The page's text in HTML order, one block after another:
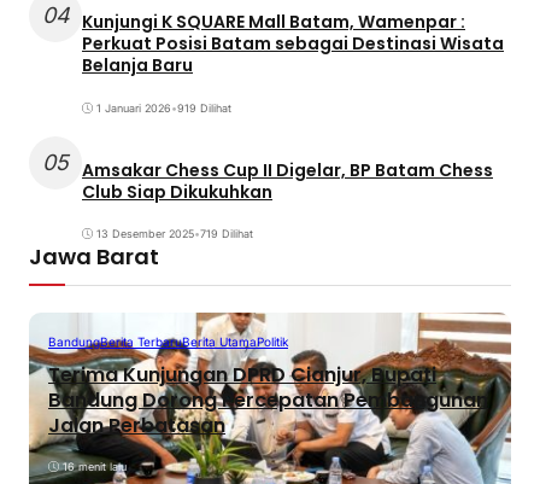
04 Kunjungi K SQUARE Mall Batam, Wamenpar :
Perkuat Posisi Batam sebagai Destinasi Wisata
Belanja Baru
1 Januari 2026•919 Dilihat
05 Amsakar Chess Cup II Digelar, BP Batam Chess
Club Siap Dikukuhkan
13 Desember 2025•719 Dilihat
Jawa Barat
BandungBerita TerbaruBerita UtamaPolitik
Terima Kunjungan DPRD Cianjur, Bupati
Bandung Dorong Percepatan Pembangunan
Jalan Perbatasan
16 menit lalu